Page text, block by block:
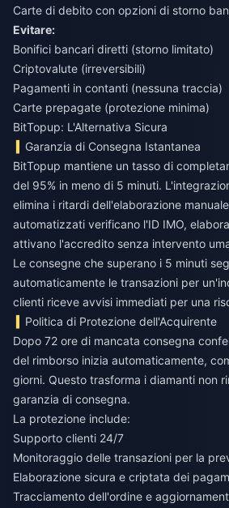
Carte di debito con opzioni di storno
Evitare:
Bonifici bancari diretti (storno limitato)
Criptovalute (irreversibili)
Pagamenti in contanti (nessuna traccia)
Carte prepagate (protezione minima)
BitTopup: L'Alternativa Sicura
Garanzia di Consegna Istantanea
BitTopup mantiene un tasso di
del 95% in meno di 5 minuti.
elimina i ritardi dell'elaborazione
automatizzati verificano l'ID IMO,
attivano l'accredito senza intervento
Le consegne che superano i 5 minuti
automaticamente le transazioni per
clienti riceve avvisi immediati per una
Politica di Protezione dell'Acquirente
Dopo 72 ore di mancata consegna
del rimborso inizia automaticamente,
giorni. Questo trasforma i diamanti non
garanzia di consegna.
La protezione include:
Supporto clienti 24/7
Monitoraggio delle transazioni per la
Elaborazione sicura e criptata dei
Tracciamento dell'ordine e